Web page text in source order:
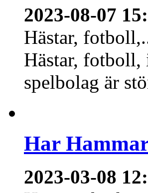
2023-08-07
Hästar,
Hästar,
spelbolag är
Har
2023-03-08